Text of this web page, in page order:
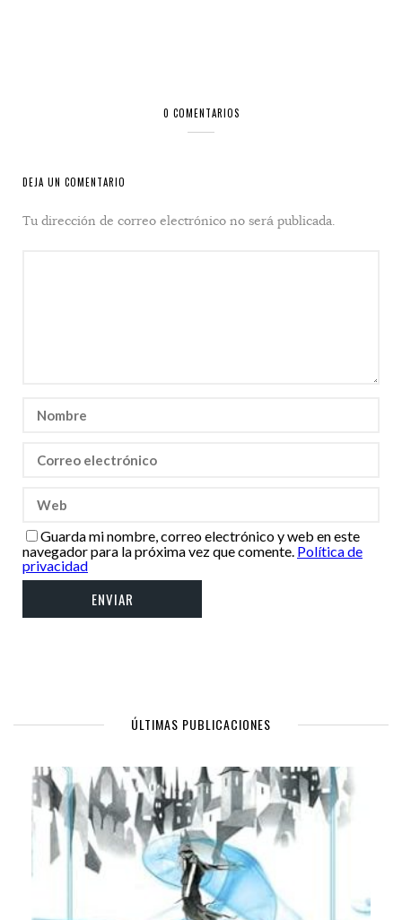
0 COMENTARIOS
DEJA UN COMENTARIO
Tu dirección de correo electrónico no será publicada.
Guarda mi nombre, correo electrónico y web en este
navegador para la próxima vez que comente. Política de
privacidad
ÚLTIMAS PUBLICACIONES